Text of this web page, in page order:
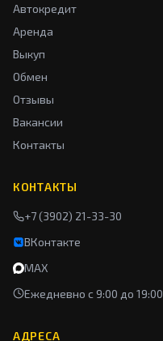
Автокредит
Аренда
Выкуп
Обмен
Отзывы
Вакансии
Контакты
КОНТАКТЫ
+7 (3902) 21-33-30
ВКонтакте
MAX
Ежедневно с 9:00 до 19:00
АДРЕСА